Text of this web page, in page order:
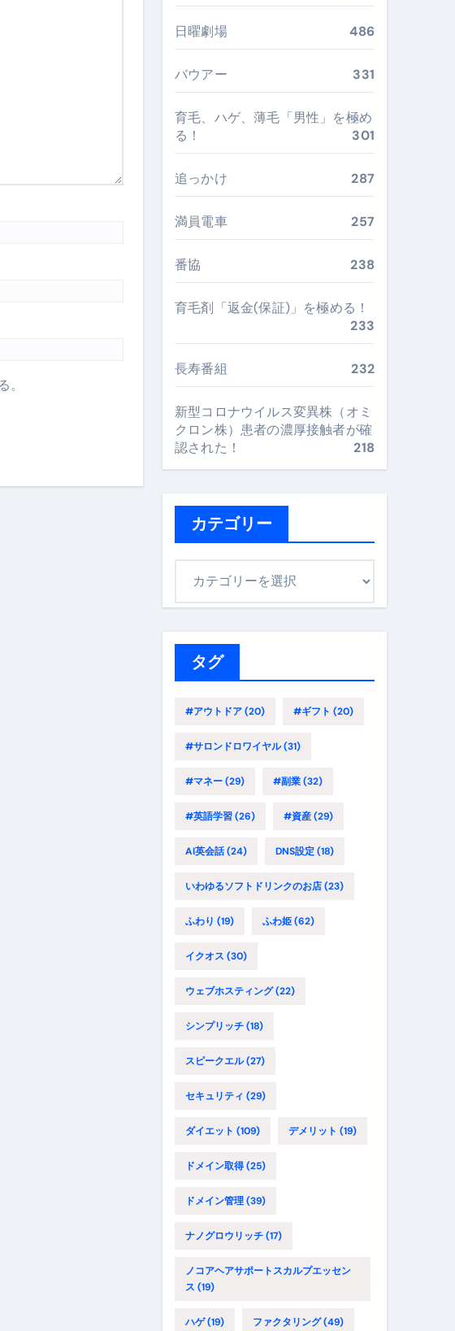
エット #筋トレ #美容 #健康 #雑学 #ナレーター #小林将大
イエット #筋トレ #美容 #健康 #雑学 #ナレーター #小林将大
ぐ！素材別おすすめ・選び方・洗い方・Q&Aまで
吸湿発熱…あなたの寝室に最適解を出す快眠ガイド
国内旅行を最安値で実現する究極の旅術
いう行為を再定義する新しいサプリ体験
出に変える完全ガイドブック
肢
/ビニール）まで目的別に失敗しない
敗しないチェックリスト（高齢者にも）
爪／巻き爪／飛び散り対策の選び方
方と、年末年始に“満足度MAX”で食べるコツ
日曜劇場 486
バウアー 331
育毛、ハゲ、薄毛「男性」を極め
る！
301
追っかけ 287
満員電車 257
番協 238
育毛剤「返金(保証)」を極める！
233
長寿番組 232
新型コロナウイルス変異株（オミ
クロン株）患者の濃厚接触者が確
認された！
218
カテゴリー
タグ
#アウトドア(20) #ギフト (20)
#サロンドロワイヤル(31)
#マネー(29) #副業(32)
#英語学習(26) #資産(29)
AI英会話(24) DNS設定(18)
いわゆるソフトドリンクのお店(23)
ふわり (19) ふわ姫(62)
イクオス (30)
ウェブホスティング(22)
シンプリッチ(18)
スピークエル(27)
セキュリティ (29)
ダイエット (109) デメリット (19)
ドメイン取得(25)
ドメイン管理(39)
ナノグロウリッチ(17)
ノコアヘアサポートスカルプエッセン
ス (19)
ハゲ(19) ファクタリング(49)